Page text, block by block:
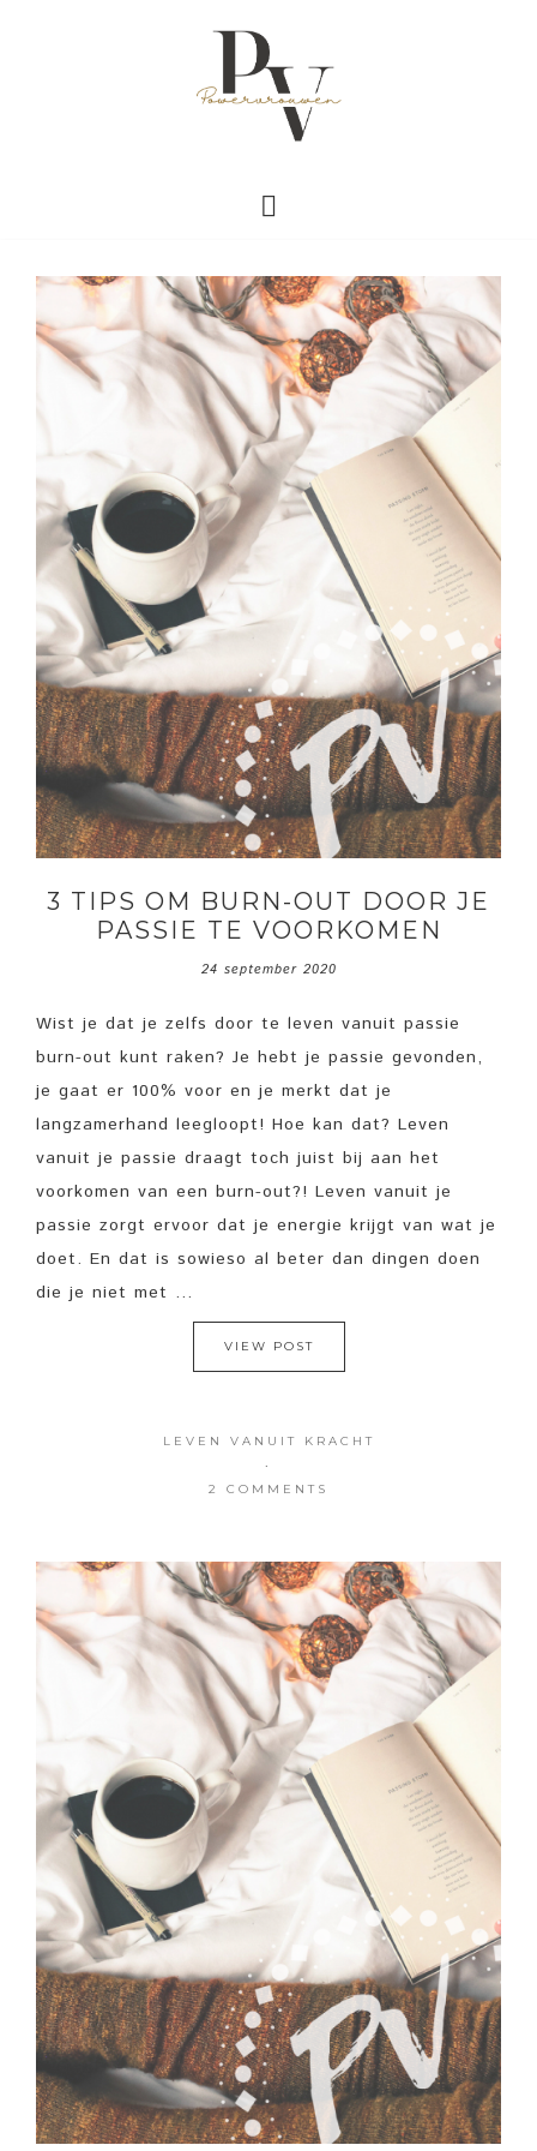
3 TIPS OM BURN-OUT DOOR JE
PASSIE TE VOORKOMEN
24 september 2020
Wist je dat je zelfs door te leven vanuit passie
burn-out kunt raken? Je hebt je passie gevonden,
je gaat er 100% voor en je merkt dat je
langzamerhand leegloopt! Hoe kan dat? Leven
vanuit je passie draagt toch juist bij aan het
voorkomen van een burn-out?! Leven vanuit je
passie zorgt ervoor dat je energie krijgt van wat je
doet. En dat is sowieso al beter dan dingen doen
die je niet met ...
VIEW POST
LEVEN VANUIT KRACHT
·
2 COMMENTS